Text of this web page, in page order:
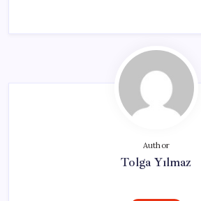
Author
Tolga Yılmaz